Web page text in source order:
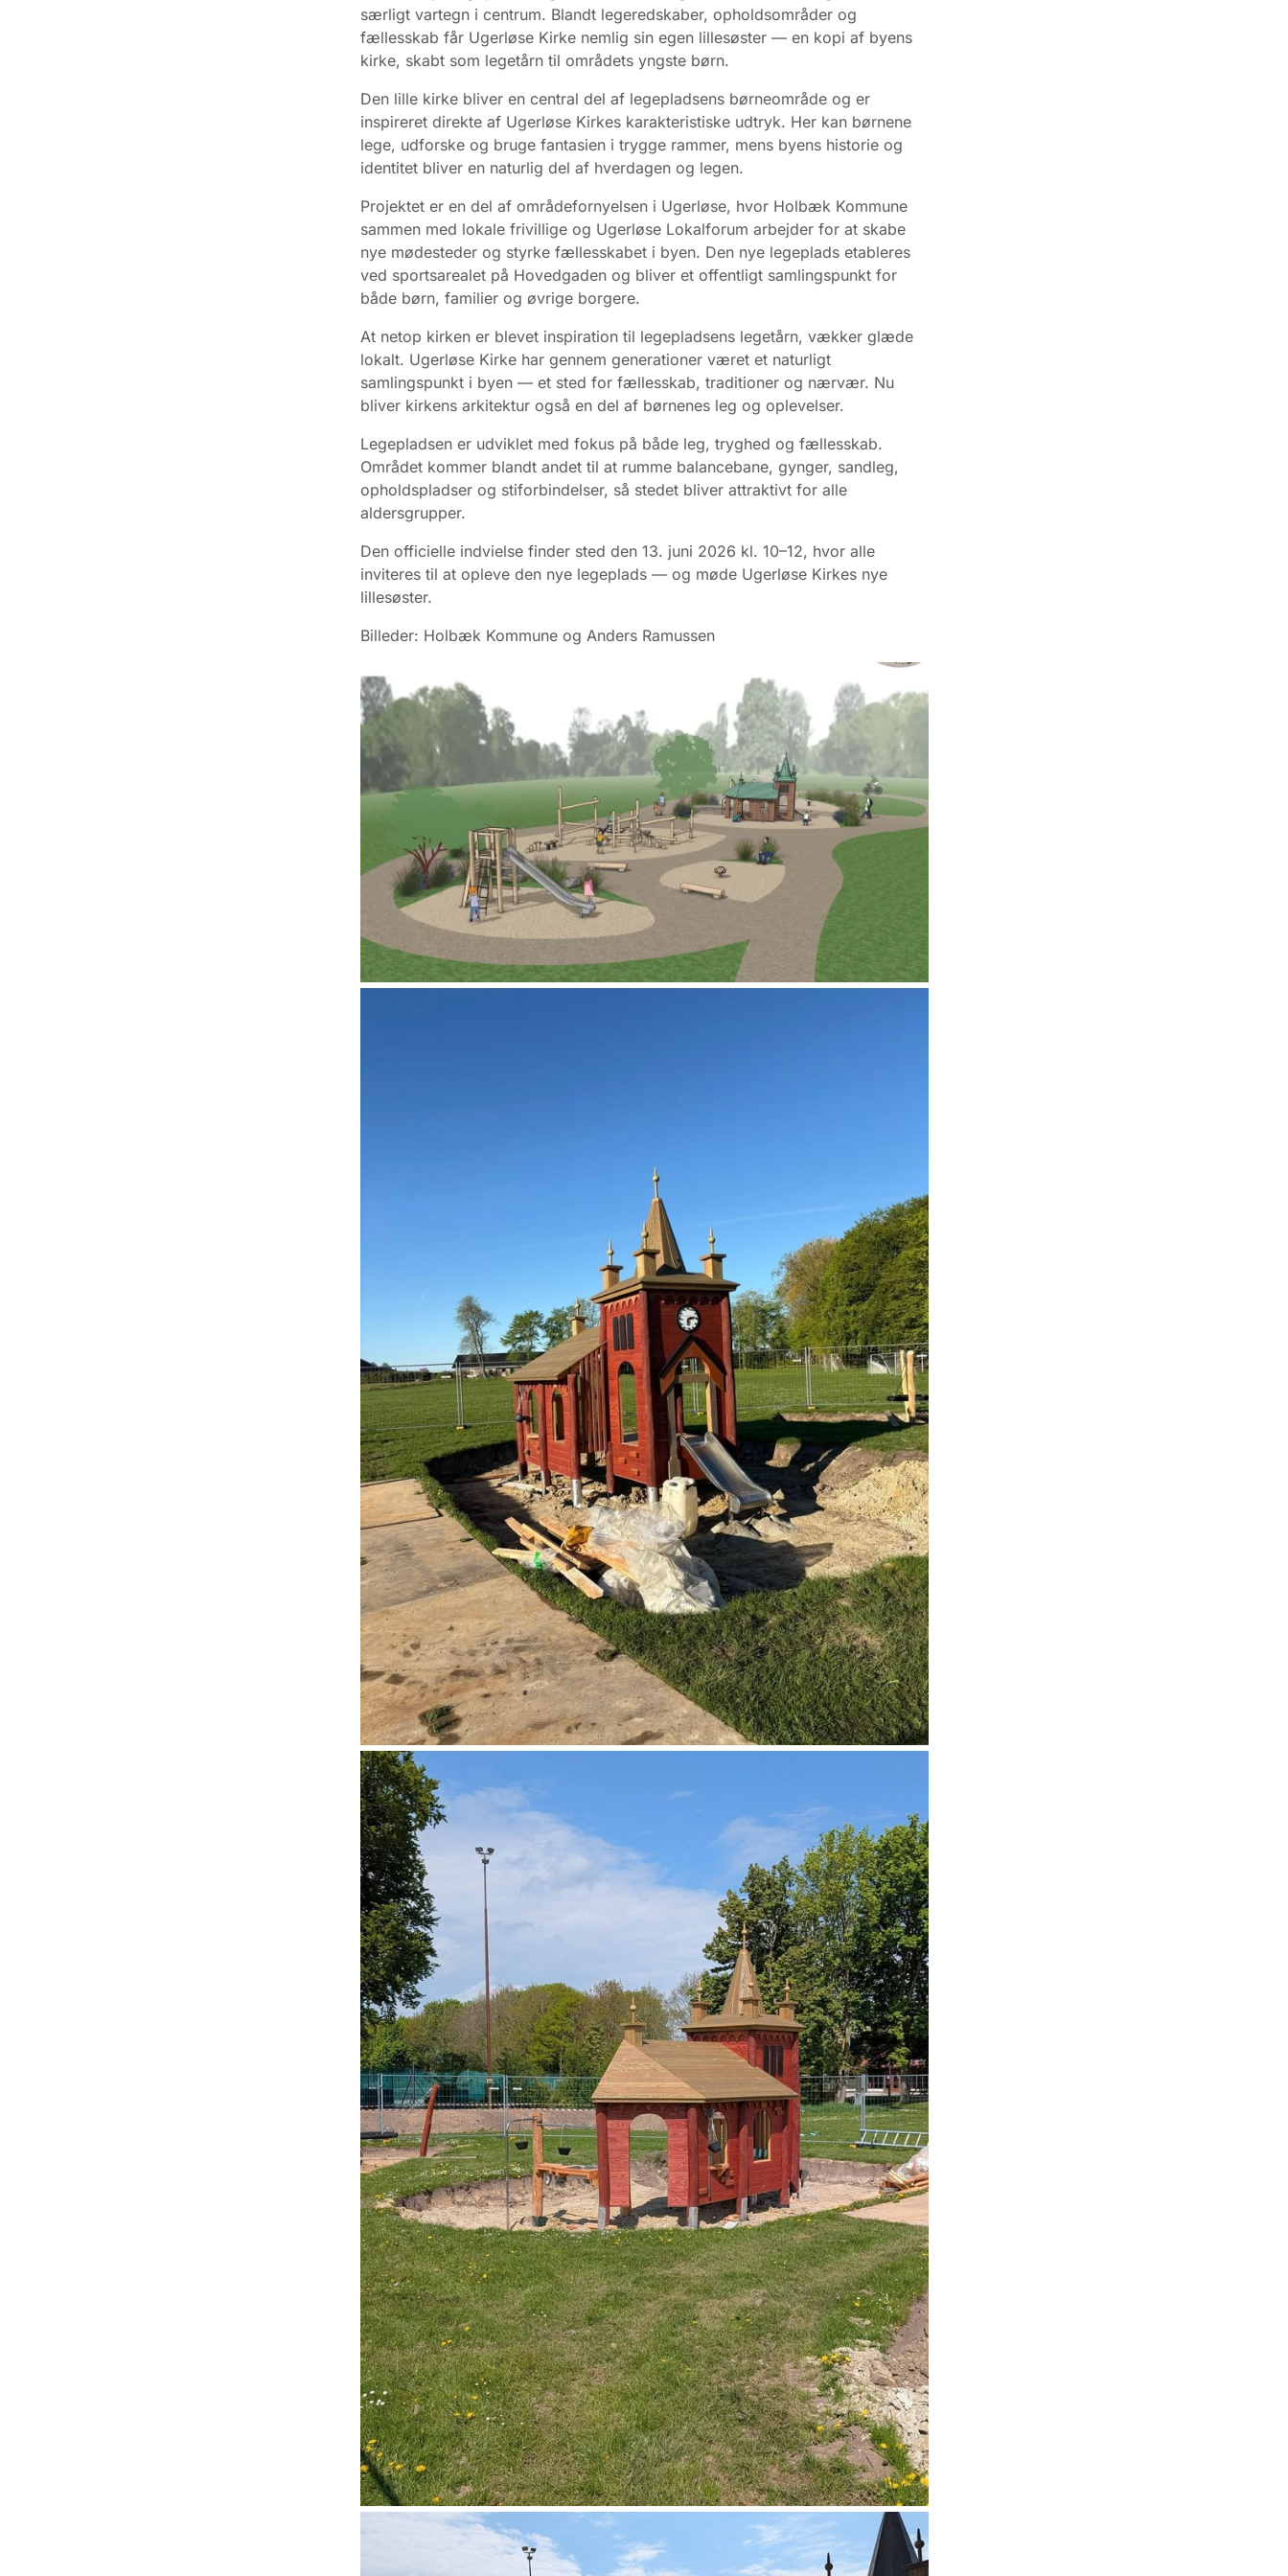
særligt vartegn i centrum. Blandt legeredskaber, opholdsområder og
fællesskab får Ugerløse Kirke nemlig sin egen lillesøster — en kopi af byens
kirke, skabt som legetårn til områdets yngste børn.
Den lille kirke bliver en central del af legepladsens børneområde og er
inspireret direkte af Ugerløse Kirkes karakteristiske udtryk. Her kan børnene
lege, udforske og bruge fantasien i trygge rammer, mens byens historie og
identitet bliver en naturlig del af hverdagen og legen.
Projektet er en del af områdefornyelsen i Ugerløse, hvor Holbæk Kommune
sammen med lokale frivillige og Ugerløse Lokalforum arbejder for at skabe
nye mødesteder og styrke fællesskabet i byen. Den nye legeplads etableres
ved sportsarealet på Hovedgaden og bliver et offentligt samlingspunkt for
både børn, familier og øvrige borgere.
At netop kirken er blevet inspiration til legepladsens legetårn, vækker glæde
lokalt. Ugerløse Kirke har gennem generationer været et naturligt
samlingspunkt i byen — et sted for fællesskab, traditioner og nærvær. Nu
bliver kirkens arkitektur også en del af børnenes leg og oplevelser.
Legepladsen er udviklet med fokus på både leg, tryghed og fællesskab.
Området kommer blandt andet til at rumme balancebane, gynger, sandleg,
opholdspladser og stiforbindelser, så stedet bliver attraktivt for alle
aldersgrupper.
Den officielle indvielse finder sted den 13. juni 2026 kl. 10–12, hvor alle
inviteres til at opleve den nye legeplads — og møde Ugerløse Kirkes nye
lillesøster.
Billeder: Holbæk Kommune og Anders Ramussen